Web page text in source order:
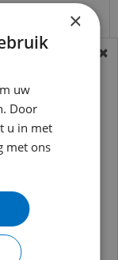
zijn wij
niet
je van ons
via
×
uw
Door
u in met
met ons